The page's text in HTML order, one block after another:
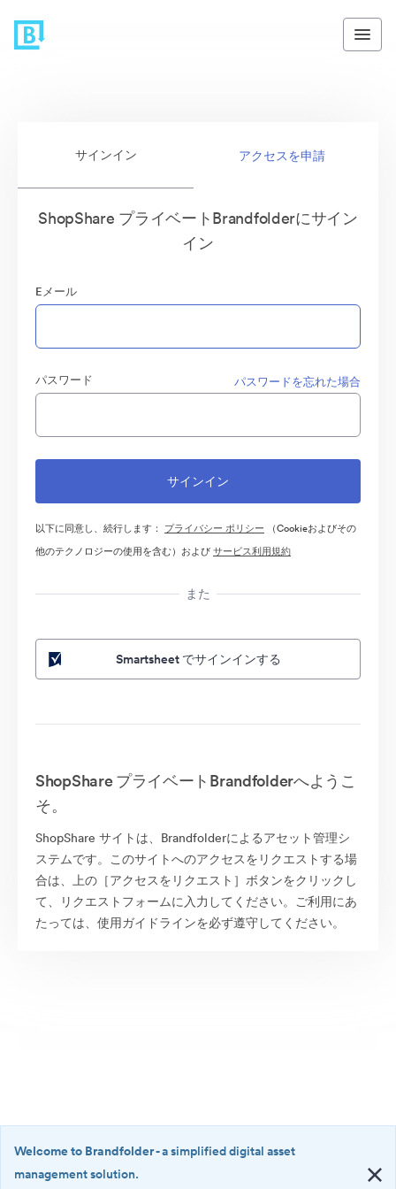
サインイン アクセスを申請
ShopShare プライベートBrandfolderにサイン
イン
Eメール
パスワード パスワードを忘れた場合
以下に同意し、続行します： プライバシー ポリシー （Cookieおよびその
他のテクノロジーの使用を含む）およびサービス利用規約
また
Smartsheet でサインインする
ShopShare プライベートBrandfolderへようこ
そ。
ShopShare サイトは、Brandfolderによるアセット管理シ
ステムです。このサイトへのアクセスをリクエストする場
合は、上の［アクセスをリクエスト］ボタンをクリックし
て、リクエストフォームに入力してください。ご利用にあ
たっては、使用ガイドラインを必ず遵守してください。
Welcome to Brandfolder- a simplified digital asset
management solution.